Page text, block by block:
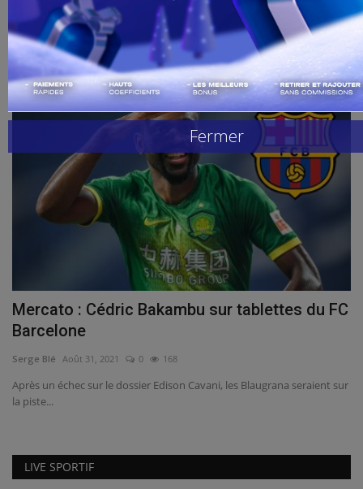
Handball
Buzz de Sport
Combat
Replay
Gallerie
admin SEP 15, 2022
Fin de l’idylle entre Cédric Bakambu et l’OM ! Non-inscrit cette saison
sur la liste...
football
Mercato : Cédric Bakambu sur tablettes du FC
Barcelone
Serge Blé Août 31, 2021 0 168
Après un échec sur le dossier Edison Cavani, les Blaugrana seraient sur
la piste...
LIVE SPORTIF
Fermer